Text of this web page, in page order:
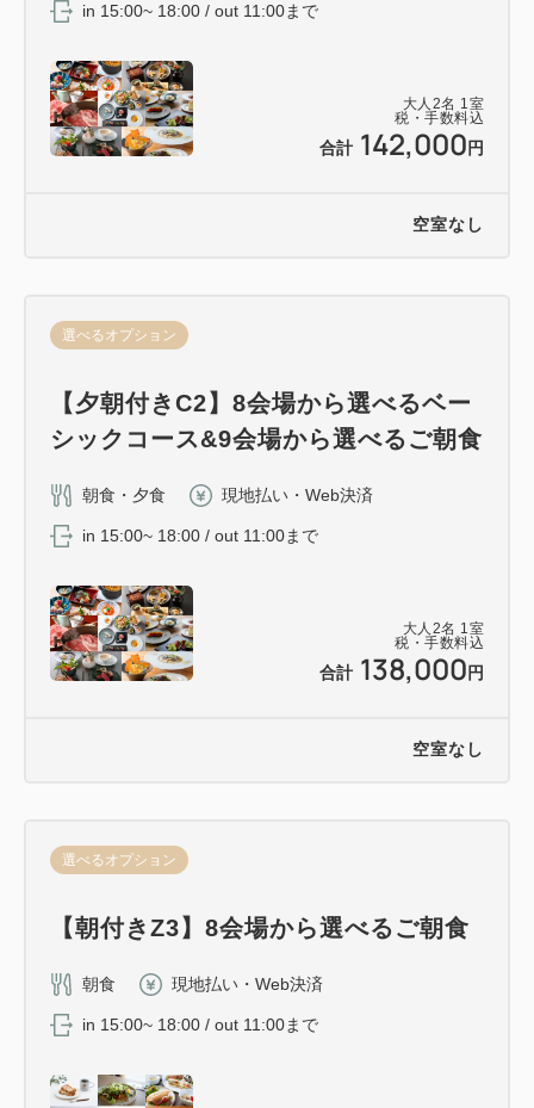
大人 2名 1室
税・手数料込
合計 142,000 円
in 15:00~ 18:00 / out 11:00まで
空室なし
大人 2名 1室
税・手数料込
合計 138,000 円
選べるオプション
【夕朝付きC2】8会場から選べるベー
シックコース&9会場から選べるご朝食
朝食・夕食 現地払い・Web決済
in 15:00~ 18:00 / out 11:00まで
空室なし
選べるオプション
【朝付きZ3】8会場から選べるご朝食
朝食 現地払い・Web決済
in 15:00~ 18:00 / out 11:00まで